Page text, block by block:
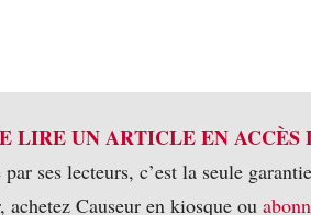
LIRE UN ARTICLE EN ACCÈS
ses lecteurs, c’est la seule
achetez Causeur en kiosque ou